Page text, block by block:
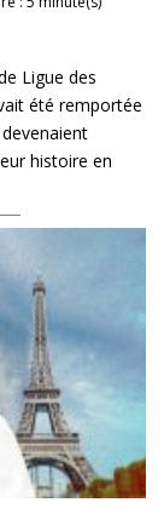
Ligue des
été remportée
histoire en